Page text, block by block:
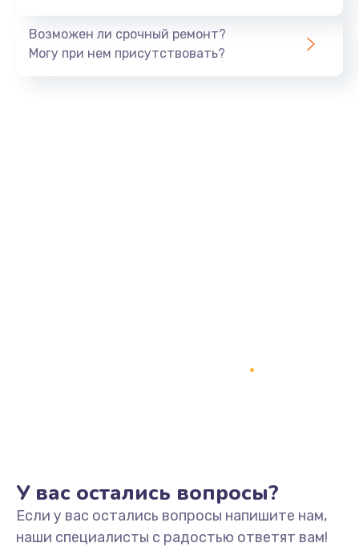
Возможен ли срочный ремонт?
Могу при нем присутствовать?
У вас остались вопросы?
Если у вас остались вопросы напишите нам,
наши специалисты с радостью ответят вам!